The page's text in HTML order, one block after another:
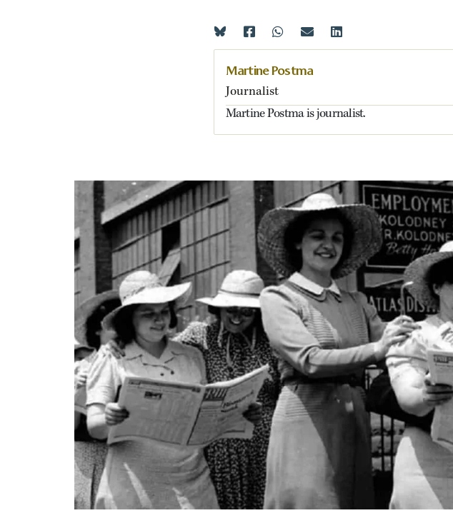
Martine Postma
Journalist
Martine Postma is journalist.